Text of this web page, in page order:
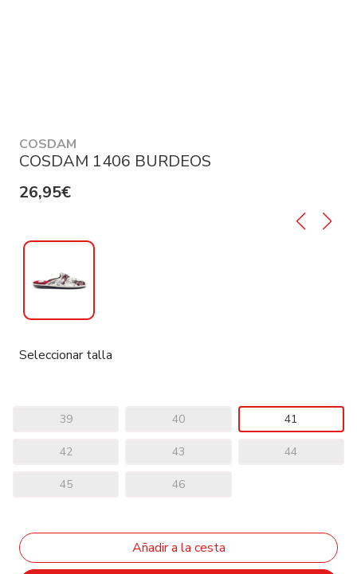
COSDAM
COSDAM 1406 BURDEOS
26,95€
Seleccionar talla
39 40 41
42 43 44
45 46